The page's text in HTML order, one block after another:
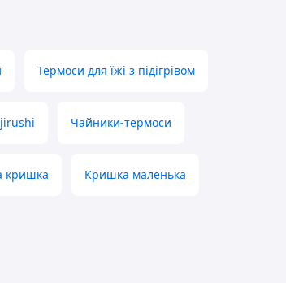
Термоси для їжі з підігрівом
Чайники-термоси
кришка Кришка маленька